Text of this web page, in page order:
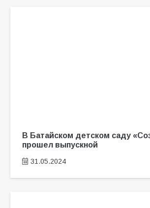
В Батайском детском саду
прошел выпускной
31.05.2024